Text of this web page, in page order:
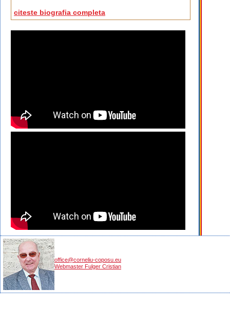
citeste biografia completa
office@corneliu-coposu.eu
Webmaster Fulger Cristian